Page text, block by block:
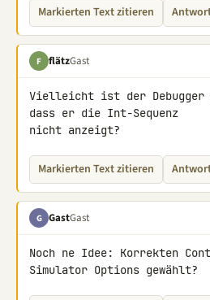
Markierten Text zitieren
F flätzGast
Vielleicht ist der
dass er die Int-Sequenz
nicht anzeigt?
Markierten Text zitieren
G GastGast
Noch ne Idee: Korrekten
Simulator Options gewählt?